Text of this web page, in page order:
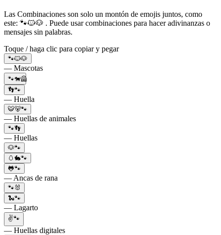
Las Combinaciones son solo un montón de emojis juntos, como
este: 🐾🐱🐶 . Puede usar combinaciones para hacer adivinanzas o
mensajes sin palabras.
Toque / haga clic para copiar y pegar
🐾🐱🐶
— Mascotas
🐾🐕‍🦺
👣🐾
— Huella
🐯🐻🐾
— Huellas de animales
🐾👣
— Huellas
🐶🐾
🥚🐇🐾
🐸🐾
— Ancas de rana
🐾🐰
🐍🐾
— Lagarto
✌️🐾
— Huellas digitales